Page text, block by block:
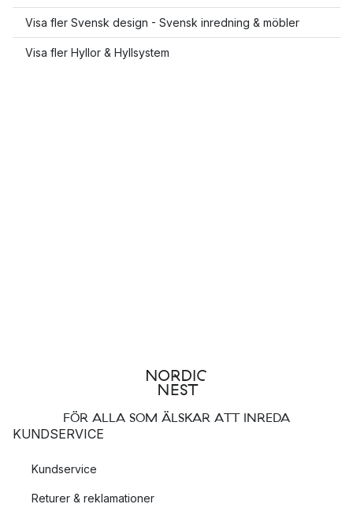
Visa fler Svensk design - Svensk inredning & möbler
Visa fler Hyllor & Hyllsystem
FÖR ALLA SOM ÄLSKAR ATT INREDA
KUNDSERVICE
Kundservice
Returer & reklamationer